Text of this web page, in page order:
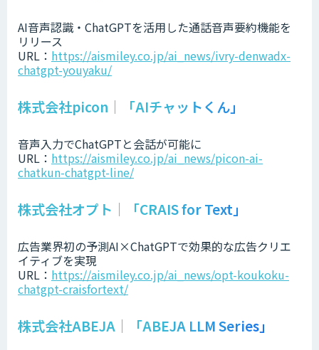
AI音声認識・ChatGPTを活用した通話音声要約機能を
リリース
URL： https://aismiley.co.jp/ai_news/ivry-denwadx-
chatgpt-youyaku/
株式会社picon｜「AIチャットくん」
音声入力でChatGPTと会話が可能に
URL： https://aismiley.co.jp/ai_news/picon-ai-
chatkun-chatgpt-line/
株式会社オプト｜「CRAIS for Text」
広告業界初の予測AI×ChatGPTで効果的な広告クリエ
イティブを実現
URL： https://aismiley.co.jp/ai_news/opt-koukoku-
chatgpt-craisfortext/
株式会社ABEJA｜「ABEJA LLM Series」